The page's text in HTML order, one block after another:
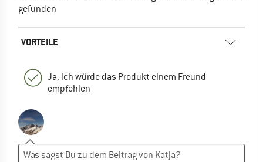
gefunden
VORTEILE
Ja, ich würde das Produkt einem Freund
empfehlen